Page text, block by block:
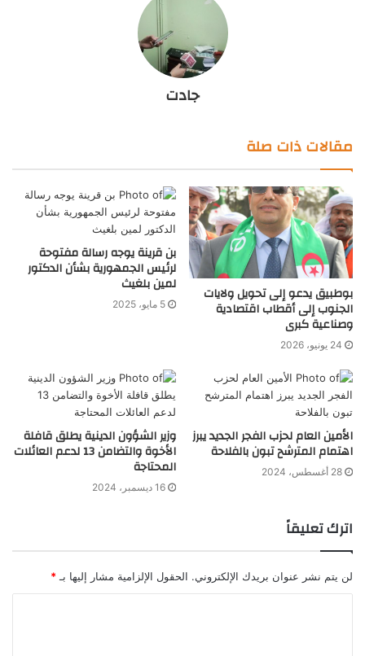
جادت
مقالات ذات صلة
بوطبيق يدعو إلى تحويل ولايات
الجنوب إلى أقطاب اقتصادية
وصناعية كبرى
24 يونيو، 2026
بن قرينة يوجه رسالة مفتوحة
لرئيس الجمهورية بشأن الدكتور
لمين بلغيث
5 مايو، 2025
الأمين العام لحزب الفجر الجديد يبرز
اهتمام المترشح تبون بالفلاحة
28 أغسطس، 2024
وزير الشؤون الدينية يطلق قافلة
الأخوة والتضامن 13 لدعم العائلات
المحتاجة
16 ديسمبر، 2024
اترك تعليقاً
لن يتم نشر عنوان بريدك الإلكتروني. الحقول الإلزامية مشار إليها بـ *